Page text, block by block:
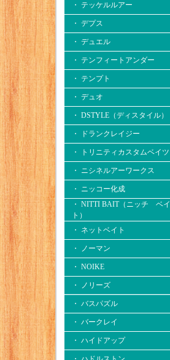
・ テッケルルアー
・ デプス
・ デュエル
・ テンフィートアンダー
・ テンプト
・ デュオ
・ DSTYLE（ディスタイル）
・ ドランクレイジー
・ トリニティカスタムベイツ
・ ニシネルアーワークス
・ ニッコー化成
・ NITTI BAIT（ニッチ ベイ
ト）
・ ネットベイト
・ ノーマン
・ NOIKE
・ ノリーズ
・ バスパズル
・ バークレイ
・ ハイドアップ